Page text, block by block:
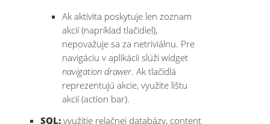
Ak aktivita poskytuje len zoznam
akcií (napríklad tlačidiel),
nepovažuje sa za netriviálnu. Pre
navigáciu v aplikácii slúži widget
navigation drawer. Ak tlačidlá
reprezentujú akcie, využite lištu
akcií (action bar).
SQL:využitie relačnej databázy, content